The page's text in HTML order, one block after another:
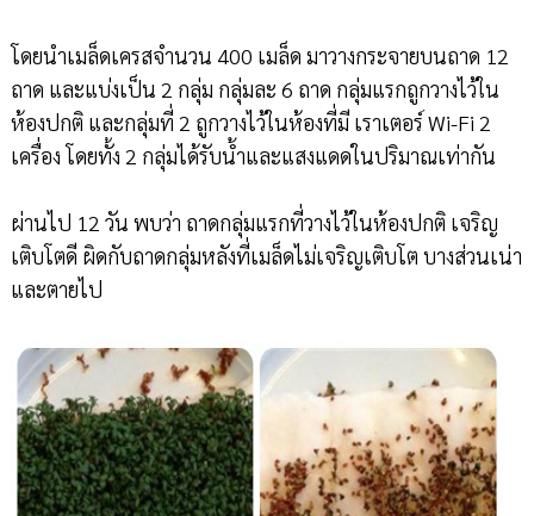
โดยนำเมล็ดเครสจำนวน 400 เมล็ด มาวางกระจายบนถาด 12
ถาด และแบ่งเป็น 2 กลุ่ม กลุ่มละ 6 ถาด กลุ่มแรกถูกวางไว้ใน
ห้องปกติ และกลุ่มที่ 2 ถูกวางไว้ในห้องที่มี เราเตอร์ Wi-Fi 2
เครื่อง โดยทั้ง 2 กลุ่มได้รับน้ำและแสงแดดในปริมาณเท่ากัน
ผ่านไป 12 วัน พบว่า ถาดกลุ่มแรกที่วางไว้ในห้องปกติ เจริญ
เติบโตดี ผิดกับถาดกลุ่มหลังที่เมล็ดไม่เจริญเติบโต บางส่วนเน่า
และตายไป